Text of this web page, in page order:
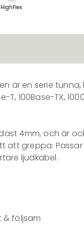
HighFlex
är en serie
T, 100Base-TX,
4mm, och är
greppa:
ljudkabel.
& följsam